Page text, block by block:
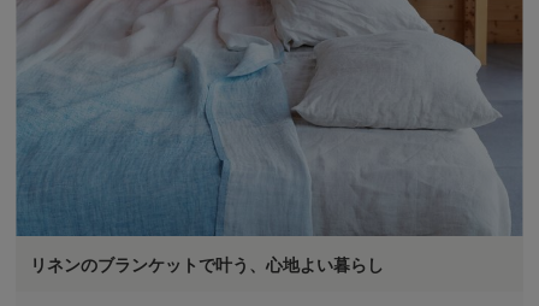
リネンのブランケットで叶う、心地よい暮らし